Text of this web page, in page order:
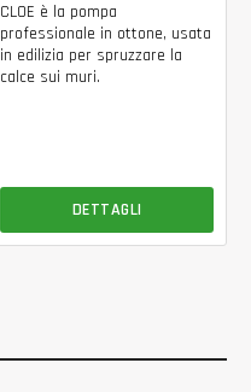
CLOE è la pompa
professionale in ottone, usata
in edilizia per spruzzare la
calce sui muri.
DETTAGLI